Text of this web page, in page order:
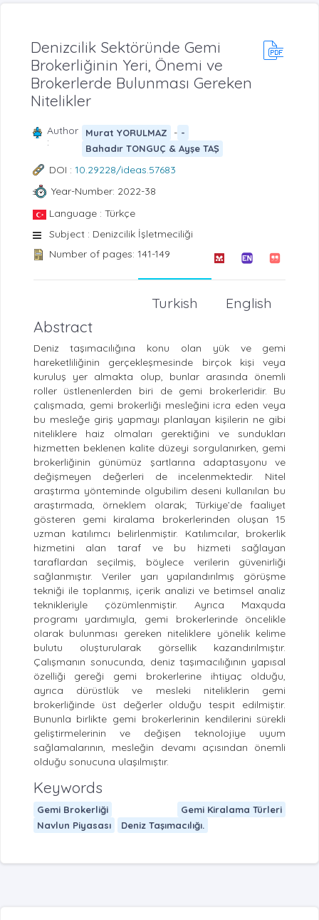
Denizcilik Sektöründe Gemi
Brokerliğinin Yeri, Önemi ve
Brokerlerde Bulunması Gereken
Nitelikler
Author
:
Murat YORULMAZ - -
Bahadır TONGUÇ & Ayşe TAŞ
DOI : 10.29228/ideas.57683
Year-Number: 2022-38
Language : Türkçe
Subject : Denizcilik İşletmeciliği
Number of pages: 141-149
English
Turkish
Abstract
Deniz taşımacılığına konu olan yük ve gemi
hareketliliğinin gerçekleşmesinde birçok kişi veya
kuruluş yer almakta olup, bunlar arasında önemli
roller üstlenenlerden biri de gemi brokerleridir. Bu
çalışmada, gemi brokerliği mesleğini icra eden veya
bu mesleğe giriş yapmayı planlayan kişilerin ne gibi
niteliklere haiz olmaları gerektiğini ve sundukları
hizmetten beklenen kalite düzeyi sorgulanırken, gemi
brokerliğinin günümüz şartlarına adaptasyonu ve
değişmeyen değerleri de incelenmektedir. Nitel
araştırma yönteminde olgubilim deseni kullanılan bu
araştırmada, örneklem olarak; Türkiye’de faaliyet
gösteren gemi kiralama brokerlerinden oluşan 15
uzman katılımcı belirlenmiştir. Katılımcılar, brokerlik
hizmetini alan taraf ve bu hizmeti sağlayan
taraflardan seçilmiş, böylece verilerin güvenirliği
sağlanmıştır. Veriler yarı yapılandırılmış görüşme
tekniği ile toplanmış, içerik analizi ve betimsel analiz
teknikleriyle çözümlenmiştir. Ayrıca Maxquda
programı yardımıyla, gemi brokerlerinde öncelikle
olarak bulunması gereken niteliklere yönelik kelime
bulutu oluşturularak görsellik kazandırılmıştır.
Çalışmanın sonucunda, deniz taşımacılığının yapısal
özelliği gereği gemi brokerlerine ihtiyaç olduğu,
ayrıca dürüstlük ve mesleki niteliklerin gemi
brokerliğinde üst değerler olduğu tespit edilmiştir.
Bununla birlikte gemi brokerlerinin kendilerini sürekli
geliştirmelerinin ve değişen teknolojiye uyum
sağlamalarının, mesleğin devamı açısından önemli
olduğu sonucuna ulaşılmıştır.
Keywords
Gemi Brokerliği
Gemi Kiralama Türleri
Navlun Piyasası
Deniz Taşımacılığı.